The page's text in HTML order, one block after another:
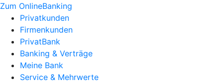
Zum OnlineBanking
Privatkunden
Firmenkunden
PrivatBank
Banking & Verträge
Meine Bank
Service & Mehrwerte